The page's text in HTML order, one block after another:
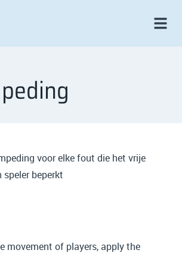
voor elke fout die het vrije
speler beperkt
movement of players, apply the